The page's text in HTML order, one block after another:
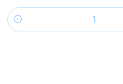
Cantidad